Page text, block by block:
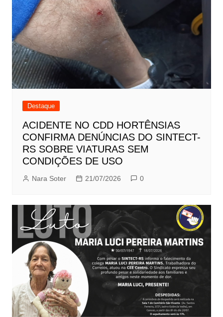
Destaque
ACIDENTE NO CDD HORTÊNSIAS
CONFIRMA DENÚNCIAS DO SINTECT-
RS SOBRE VIATURAS SEM
CONDIÇÕES DE USO
Nara Soter 21/07/2026 0